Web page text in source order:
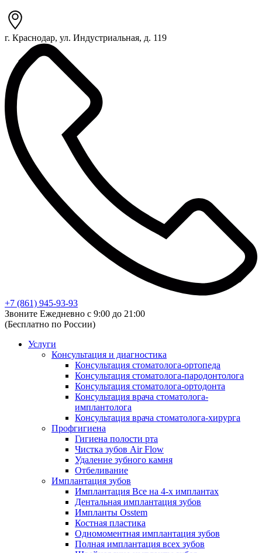
г. Краснодар, ул. Индустриальная, д. 119
+7 (861) 945-93-93
Звоните Ежедневно с 9:00 до 21:00
(Бесплатно по России)
Услуги
Консультация и диагностика
Консультация стоматолога-ортопеда
Консультация стоматолога-пародонтолога
Консультация стоматолога-ортодонта
Консультация врача стоматолога-
имплантолога
Консультация врача стоматолога-хирурга
Профгигиена
Гигиена полости рта
Чистка зубов Air Flow
Удаление зубного камня
Отбеливание
Имплантация зубов
Имплантация Все на 4-х имплантах
Дентальная имплантация зубов
Импланты Osstem
Костная пластика
Одномоментная имплантация зубов
Полная имплантация всех зубов